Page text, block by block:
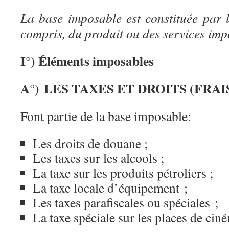
La base imposable est constituée
compris, du produit ou des services
I°) Éléments imposables
A°) LES TAXES ET DROITS
Font partie de la base imposable:
Les droits de douane ;
Les taxes sur les alcools ;
La taxe sur les produits pétroliers ;
La taxe locale d’équipement ;
Les taxes parafiscales ou spéciales ;
La taxe spéciale sur les places de